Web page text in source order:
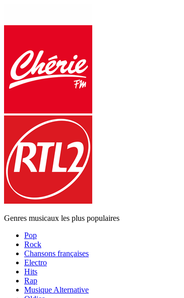
Genres musicaux les plus populaires
Pop
Rock
Chansons françaises
Electro
Hits
Rap
Musique Alternative